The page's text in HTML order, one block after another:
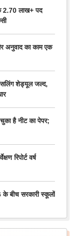
2.70 लाख+ पद
अनुवाद का काम एक
शेड्यूल जल्द,
है नीट का पेपर;
रिपोर्ट वर्ष
बीच सरकारी स्कूलों